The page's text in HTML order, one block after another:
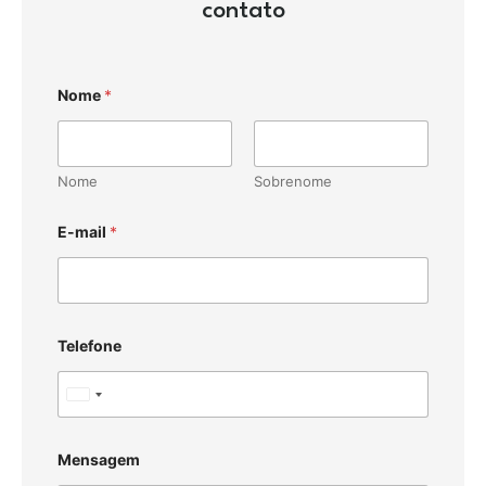
contato
Nome *
Nome Sobrenome
E-mail *
Telefone
i
t
Mensagem